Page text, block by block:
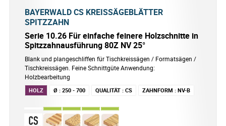
BAYERWALD CS KREISSÄGEBLÄTTER
SPITZZAHN
Serie 10.26 Für einfache feinere Holzschnitte in
Spitzzahnausführung 80Z NV 25°
Blank und plangeschliffen für Tischkreissägen / Formatsägen /
Tischkreissägen. Feine Schnittgüte Anwendung:
Holzbearbeitung
HOLZ Ø : 250 - 700 QUALITÄT : CS ZAHNFORM : NV-B